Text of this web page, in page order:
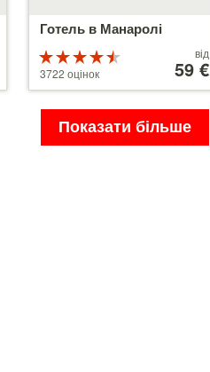
Готель в Манаролі
4.5 з 5
3722 оцінок
від
59 €
Показати більше